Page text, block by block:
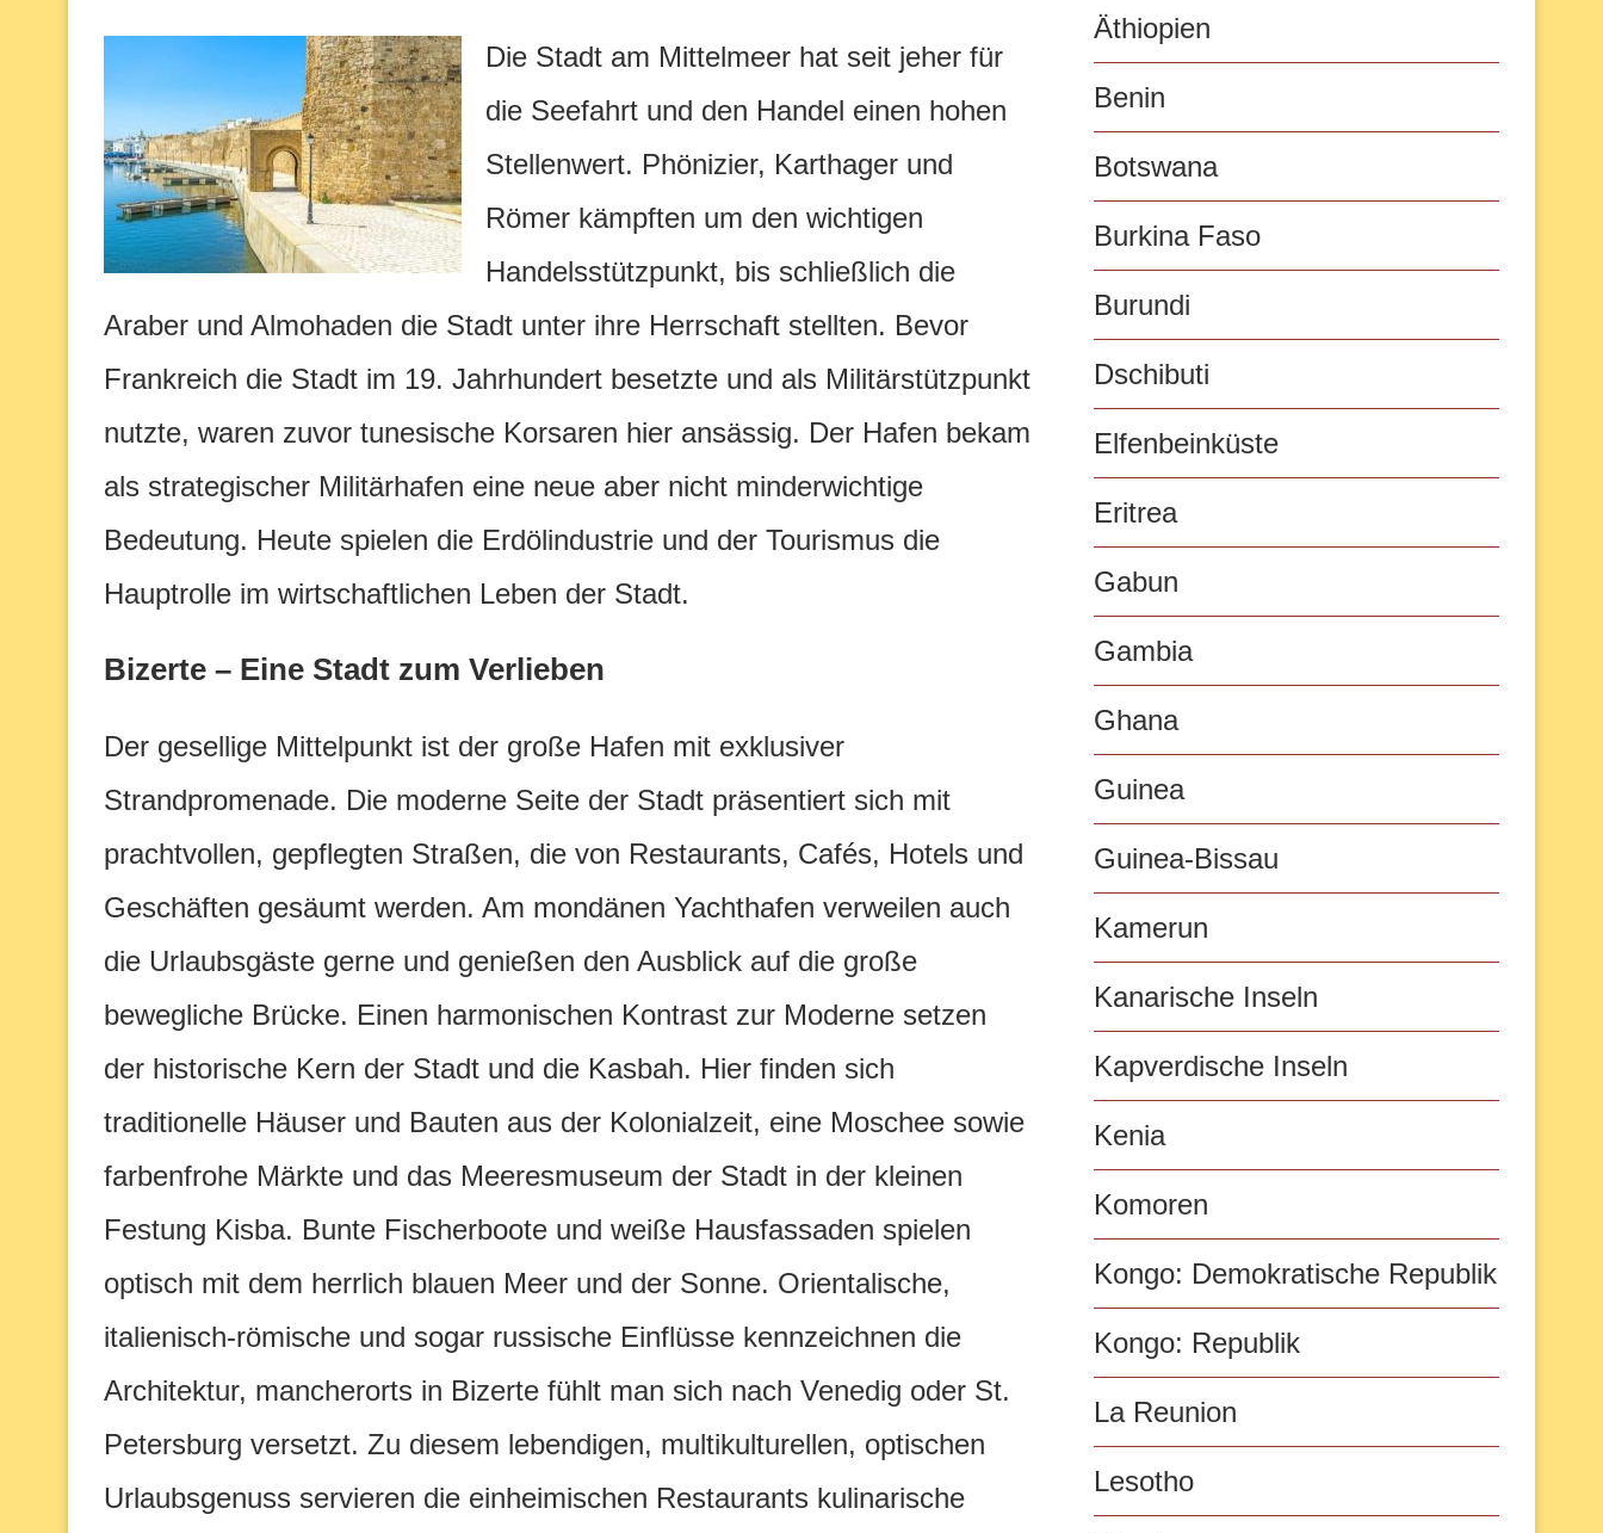
Die Stadt am Mittelmeer hat seit jeher für
die Seefahrt und den Handel einen hohen
Stellenwert. Phönizier, Karthager und
Römer kämpften um den wichtigen
Handelsstützpunkt, bis schließlich die
Araber und Almohaden die Stadt unter ihre Herrschaft stellten. Bevor
Frankreich die Stadt im 19. Jahrhundert besetzte und als Militärstützpunkt
nutzte, waren zuvor tunesische Korsaren hier ansässig. Der Hafen bekam
als strategischer Militärhafen eine neue aber nicht minderwichtige
Bedeutung. Heute spielen die Erdölindustrie und der Tourismus die
Hauptrolle im wirtschaftlichen Leben der Stadt.
Bizerte – Eine Stadt zum Verlieben
Der gesellige Mittelpunkt ist der große Hafen mit exklusiver
Strandpromenade. Die moderne Seite der Stadt präsentiert sich mit
prachtvollen, gepflegten Straßen, die von Restaurants, Cafés, Hotels und
Geschäften gesäumt werden. Am mondänen Yachthafen verweilen auch
die Urlaubsgäste gerne und genießen den Ausblick auf die große
bewegliche Brücke. Einen harmonischen Kontrast zur Moderne setzen
der historische Kern der Stadt und die Kasbah. Hier finden sich
traditionelle Häuser und Bauten aus der Kolonialzeit, eine Moschee sowie
farbenfrohe Märkte und das Meeresmuseum der Stadt in der kleinen
Festung Kisba. Bunte Fischerboote und weiße Hausfassaden spielen
optisch mit dem herrlich blauen Meer und der Sonne. Orientalische,
italienisch-römische und sogar russische Einflüsse kennzeichnen die
Architektur, mancherorts in Bizerte fühlt man sich nach Venedig oder St.
Petersburg versetzt. Zu diesem lebendigen, multikulturellen, optischen
Urlaubsgenuss servieren die einheimischen Restaurants kulinarische
Äthiopien
Benin
Botswana
Burkina Faso
Burundi
Dschibuti
Elfenbeinküste
Eritrea
Gabun
Gambia
Ghana
Guinea
Guinea-Bissau
Kamerun
Kanarische Inseln
Kapverdische Inseln
Kenia
Komoren
Kongo: Demokratische Republik
Kongo: Republik
La Reunion
Lesotho